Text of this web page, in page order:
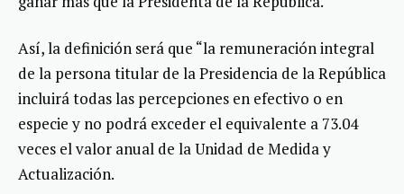
Así, la definición será que “la remuneración integral
de la persona titular de la Presidencia de la República
incluirá todas las percepciones en efectivo o en
especie y no podrá exceder el equivalente a 73.04
veces el valor anual de la Unidad de Medida y
Actualización.